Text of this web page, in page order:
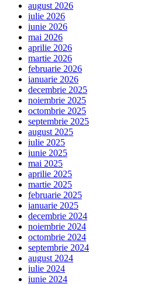
august 2026
iulie 2026
iunie 2026
mai 2026
aprilie 2026
martie 2026
februarie 2026
ianuarie 2026
decembrie 2025
noiembrie 2025
octombrie 2025
septembrie 2025
august 2025
iulie 2025
iunie 2025
mai 2025
aprilie 2025
martie 2025
februarie 2025
ianuarie 2025
decembrie 2024
noiembrie 2024
octombrie 2024
septembrie 2024
august 2024
iulie 2024
iunie 2024